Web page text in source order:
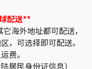
配送**
海外地址都可配送，
，可选择即可配送。
费。
居民身份证信息）